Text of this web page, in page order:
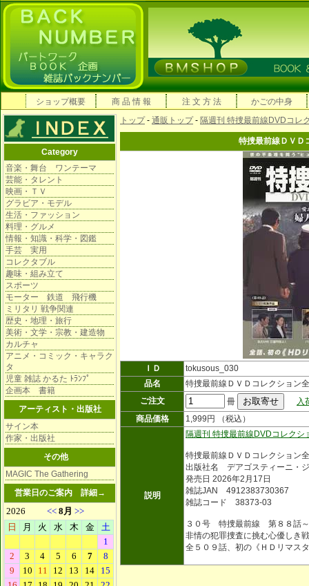
ショップ概要 商 品 情 報 注 文 方 法 かごの中身
Category
音楽・舞台 ワンテーマ
芸能・タレント
映画・ＴＶ
グラビア・モデル
生活・ファッション
料理・グルメ
情報・知識・科学・図鑑
手芸 実用
コレクタブル
趣味・組み立て
スポーツ
モーター 鉄道 飛行機
ミリタリ 戦争関連
歴史・地理・旅行
美術・文学・宗教・建造物
カルチャ
アニメ・コミック・キャラク
タ
児童 雑誌 かるた ﾄﾗﾝﾌﾟ
企画本 書籍
アーティスト・出版社
サイン本
作家・出版社
その他
MAGIC The Gathering
営業日のご案内 詳細→
トップ- 通販トップ- 隔週刊 特捜最前線DVDコレ
特捜最前線ＤＶＤ
ＩＤ
tokusous_030
品名
特捜最前線ＤＶＤコレクション
ご注文
冊
入
商品価格
1,999円 （税込）
説明
隔週刊 特捜最前線DVDコレク
特捜最前線ＤＶＤコレクション
出版社名 デアゴスティーニ・
発売日 2026年2月17日
雑誌JAN 4912383730367
雑誌コード 38373-03
３０号 特捜最前線 第８８話
非情の犯罪捜査に挑む心優しき
全５０９話、初の《ＨＤリマス